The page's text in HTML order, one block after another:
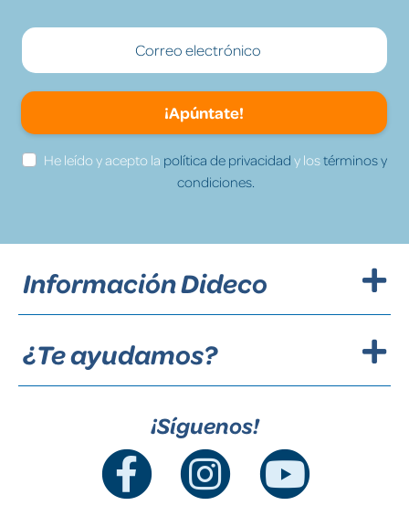
¡Apúntate!
He leído y acepto la política de privacidad y lostérminos y
condiciones.
Información Dideco
¿Te ayudamos?
¡Síguenos!